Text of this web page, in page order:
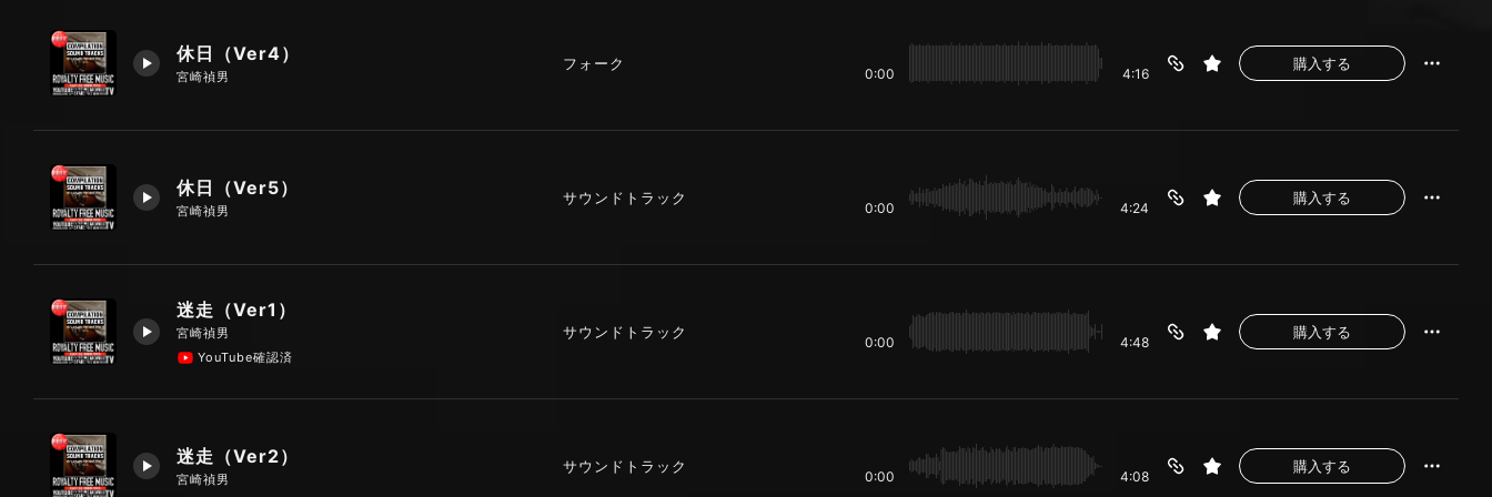
休日（Ver4）
宮崎禎男
フォーク
0:00 4:16
購入する
休日（Ver5）
宮崎禎男
サウンドトラック
0:00 4:24
購入する
迷走（Ver1）
宮崎禎男
YouTube確認済
サウンドトラック
0:00 4:48
購入する
迷走（Ver2）
宮崎禎男
サウンドトラック
0:00 4:08
購入する